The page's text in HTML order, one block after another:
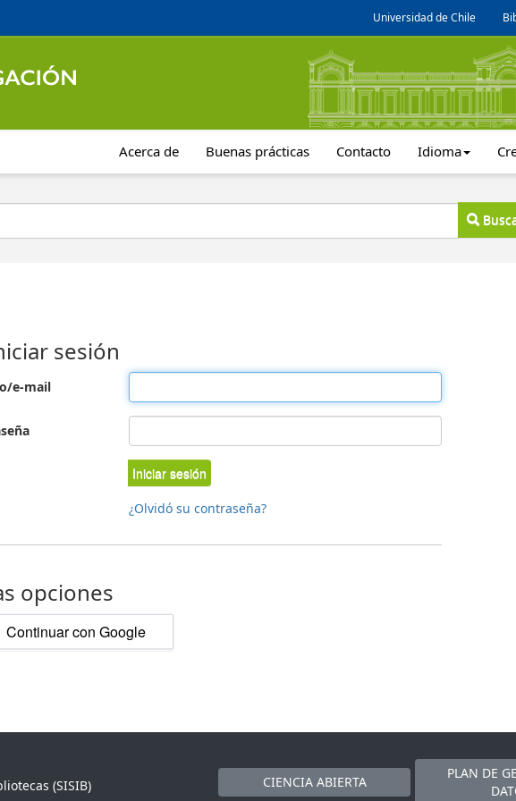
Universidad de Chile
Acerca de Buenas prácticas Contacto Idioma
sesión
e-mail
Iniciar sesión
¿Olvidó su contraseña?
opciones
Continuar con Google
(SISIB)
CIENCIA ABIERTA
PLAN DE